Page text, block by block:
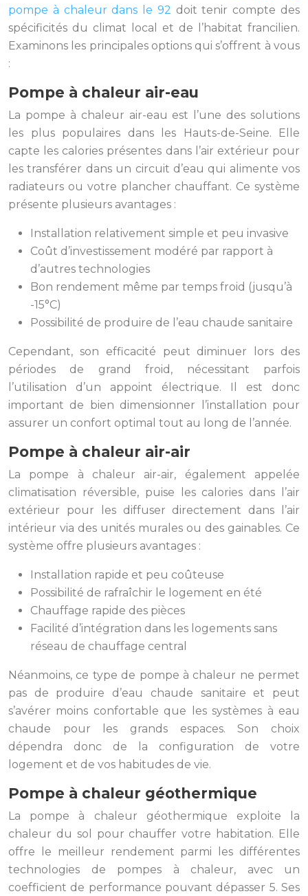
pompe à chaleur dans le 92 doit tenir compte des
spécificités du climat local et de l’habitat francilien.
Examinons les principales options qui s’offrent à vous
:
Pompe à chaleur air-eau
La pompe à chaleur air-eau est l’une des solutions
les plus populaires dans les Hauts-de-Seine. Elle
capte les calories présentes dans l’air extérieur pour
les transférer dans un circuit d’eau qui alimente vos
radiateurs ou votre plancher chauffant. Ce système
présente plusieurs avantages :
Installation relativement simple et peu invasive
Coût d’investissement modéré par rapport à
d’autres technologies
Bon rendement même par temps froid (jusqu’à
-15°C)
Possibilité de produire de l’eau chaude sanitaire
Cependant, son efficacité peut diminuer lors des
périodes de grand froid, nécessitant parfois
l’utilisation d’un appoint électrique. Il est donc
important de bien dimensionner l’installation pour
assurer un confort optimal tout au long de l’année.
Pompe à chaleur air-air
La pompe à chaleur air-air, également appelée
climatisation réversible, puise les calories dans l’air
extérieur pour les diffuser directement dans l’air
intérieur via des unités murales ou des gainables. Ce
système offre plusieurs avantages :
Installation rapide et peu coûteuse
Possibilité de rafraîchir le logement en été
Chauffage rapide des pièces
Facilité d’intégration dans les logements sans
réseau de chauffage central
Néanmoins, ce type de pompe à chaleur ne permet
pas de produire d’eau chaude sanitaire et peut
s’avérer moins confortable que les systèmes à eau
chaude pour les grands espaces. Son choix
dépendra donc de la configuration de votre
logement et de vos habitudes de vie.
Pompe à chaleur géothermique
La pompe à chaleur géothermique exploite la
chaleur du sol pour chauffer votre habitation. Elle
offre le meilleur rendement parmi les différentes
technologies de pompes à chaleur, avec un
coefficient de performance pouvant dépasser 5. Ses